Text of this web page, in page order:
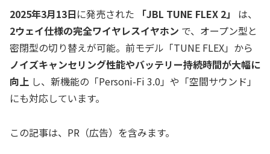
2025年3月13日に発売された 「JBL TUNE FLEX 2」
は、
2ウェイ仕様の完全ワイヤレスイヤホン で、オープン型と
密閉型の切り替えが可能。前モデル「TUNE FLEX」から
ノイズキャンセリング性能やバッテリー持続時間が大幅に
向上 し、新機能の「Personi-Fi 3.0」や「空間サウンド」
にも対応しています。
この記事は、PR（広告）を含みます。